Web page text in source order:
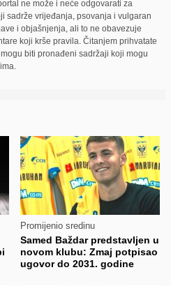
ne može i neće odgovarati za
sadrže vrijeđanja, psovanja i vulgaran
i objašnjenja, ali to ne obavezuje
koji krše pravila. Čitanjem prihvatate
biti pronađeni sadržaji koji mogu
Promijenio sredinu
Samed Baždar predstavljen u
novom klubu: Zmaj potpisao
ugovor do 2031. godine